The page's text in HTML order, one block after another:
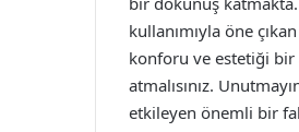
kullanımıyla öne
konforu ve estetiği bir
atmalısınız.
etkileyen önemli bir